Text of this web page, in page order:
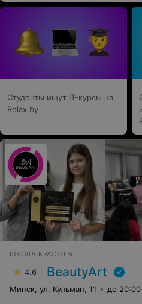
Студенты ищут IT-курсы на
Relax.by
ШКОЛА КРАСОТЫ
4.6 BeautyArt
Минск, ул. Кульман, 11 до 20:00